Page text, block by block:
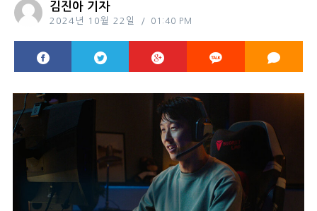
김진아 기자
2024년 10월 22일 01:40 PM